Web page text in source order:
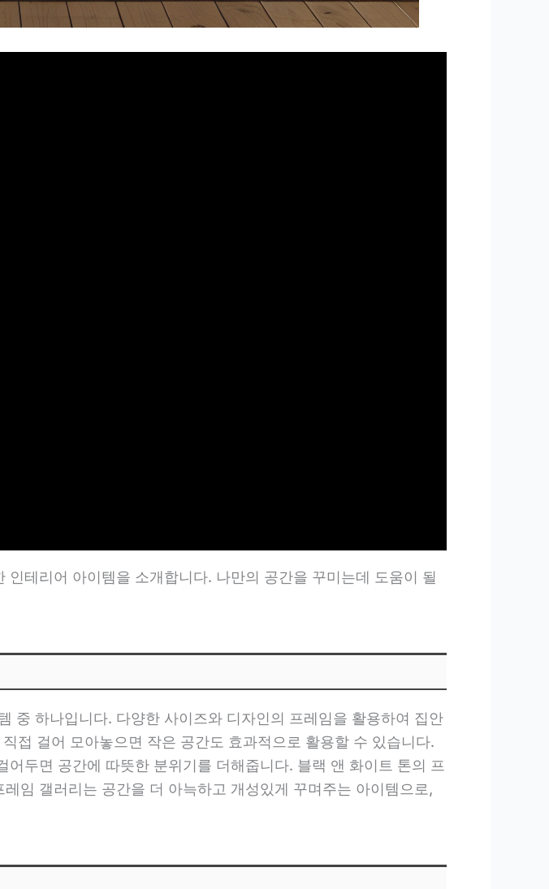
테리어 아이템을 소개합니다. 나만의 공간을 꾸미는데 도움이 될
중 하나입니다. 다양한 사이즈와 디자인의 프레임을 활용하여 집안
접 걸어 모아놓으면 작은 공간도 효과적으로 활용할 수 있습니다.
두면 공간에 따뜻한 분위기를 더해줍니다. 블랙 앤 화이트 톤의 프
임 갤러리는 공간을 더 아늑하고 개성있게 꾸며주는 아이템으로,